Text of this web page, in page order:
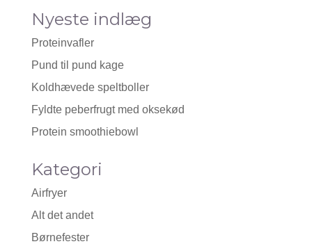
Nyeste indlæg
Proteinvafler
Pund til pund kage
Koldhævede speltboller
Fyldte peberfrugt med oksekød
Protein smoothiebowl
Kategori
Airfryer
Alt det andet
Børnefester